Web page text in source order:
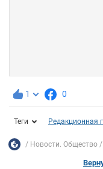
1 0
Теги Редакционная
Новости. Общество